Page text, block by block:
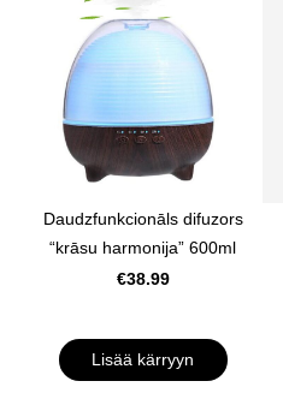
Daudzfunkcionāls difuzors
“krāsu harmonija” 600ml
€38.99
Lisää kärryyn